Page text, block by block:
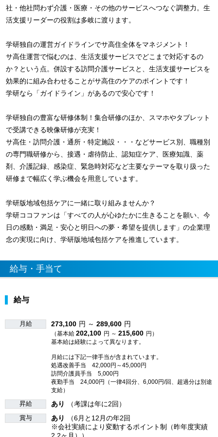
社・他社問わず介護・医療・その他のサービスへつなぐ調整力。生
活支援リーダーの役割は多岐に渡ります。
学研独自の運営ガイドラインでサ高住全体をマネジメント！
サ高住運営で悩むのは、生活支援サービスでどこまで対応するの
か？という点。併設する訪問介護サービスと、生活支援サービスを
効果的に組み合わせることがサ高住のケアのポイントです！
学研なら「ガイドライン」があるので安心です！
学研独自の豊富な研修体制！集合研修のほか、スマホやタブレット
で受講できる映像研修が充実！
サ高住・訪問介護・通所・特定施設・・・などサービス別、職種別
の専門職研修から、接遇・虐待防止、認知症ケア、医療知識、薬
剤、介護記録、感染症、緊急時対応など主要なテーマを取り扱った
研修まで幅広く学ぶ機会を用意しています。
学研版地域包括ケアに一緒に取り組みませんか？
学研ココファンは「すべての人が心ゆたかに生きることを願い、今
日の感動・満足・安心と明日への夢・希望を提供します」の企業理
念の実現に向け、学研版地域包括ケアを推進しています。
給与・手当て
給与
月給 273,100 円 ～ 289,600 円
（基本給 202,100 円 ～ 215,600 円）
基本給は経験によって異なります。
月給には下記一律手当が含まれています。
処遇改善手当 42,000円～45,000円
訪問介護員手当 5,000円
夜勤手当 24,000円（一律4回分、6,000円/回、超過分は別途
支給）
昇給 あり （考課は年に2回）
賞与 あり
（6月と12月の年2回
※会社実績により変動するポイント制（昨年度実績
2.2ヶ月））